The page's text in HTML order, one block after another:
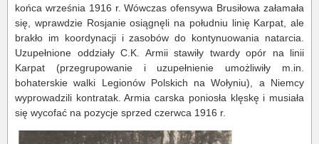
końca września 1916 r. Wówczas ofensywa Brusiłowa załamała
się, wprawdzie Rosjanie osiągnęli na południu linię Karpat, ale
brakło im koordynacji i zasobów do kontynuowania natarcia.
Uzupełnione oddziały C.K. Armii stawiły twardy opór na linii
Karpat (przegrupowanie i uzupełnienie umożliwiły m.in.
bohaterskie walki Legionów Polskich na Wołyniu), a Niemcy
wyprowadzili kontratak. Armia carska poniosła klęskę i musiała
się wycofać na pozycje sprzed czerwca 1916 r.